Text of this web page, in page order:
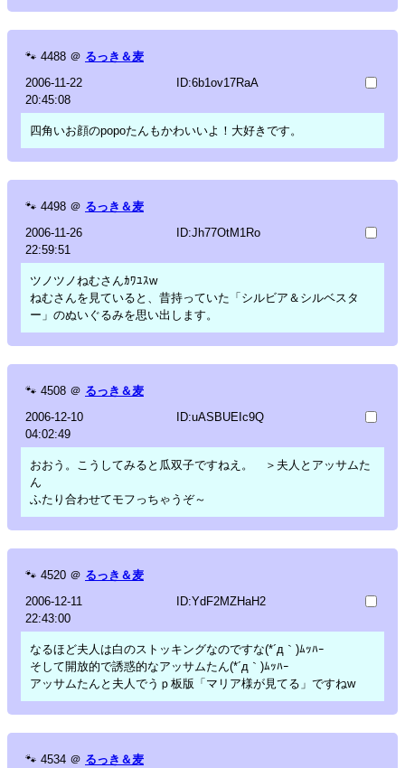
🐾 4488 ＠ るっき＆麦
2006-11-22
20:45:08
ID:6b1ov17RaA
四角いお顔のpopoたんもかわいいよ！大好きです。
🐾 4498 ＠ るっき＆麦
2006-11-26
22:59:51
ID:Jh77OtM1Ro
ツノツノねむさんｶﾜﾕｽw
ねむさんを見ていると、昔持っていた「シルビア＆シルベスタ
ー」のぬいぐるみを思い出します。
🐾 4508 ＠ るっき＆麦
2006-12-10
04:02:49
ID:uASBUEIc9Q
おおう。こうしてみると瓜双子ですねえ。 ＞夫人とアッサムた
ん
ふたり合わせてモフっちゃうぞ～
🐾 4520 ＠ るっき＆麦
2006-12-11
22:43:00
ID:YdF2MZHaH2
なるほど夫人は白のストッキングなのですな(*´д｀)ﾑｯﾊｰ
そして開放的で誘惑的なアッサムたん(*´д｀)ﾑｯﾊｰ
アッサムたんと夫人でうｐ板版「マリア様が見てる」ですねw
🐾 4534 ＠ るっき＆麦